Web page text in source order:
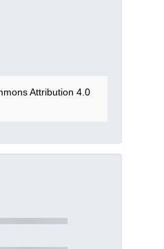
Attribution 4.0